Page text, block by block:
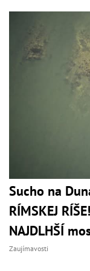
Sucho na
RÍMSKEJ
NAJDLHŠÍ
Zaujímavosti